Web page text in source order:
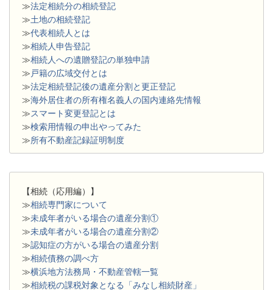
≫法定相続分の相続登記
≫土地の相続登記
≫代表相続人とは
≫相続人申告登記
≫相続人への遺贈登記の単独申請
≫ 戸籍の広域交付とは
≫法定相続登記後の遺産分割と更正登記
≫海外居住者の所有権名義人の国内連絡先情報
≫スマート変更登記とは
≫検索用情報の申出やってみた
≫所有不動産記録証明制度
【相続（応用編）】
≫相続専門家について
≫未成年者がいる場合の遺産分割①
≫未成年者がいる場合の遺産分割②
≫認知症の方がいる場合の遺産分割
≫相続債務の調べ方
≫横浜地方法務局・不動産管轄一覧
≫相続税の課税対象となる「みなし相続財産」